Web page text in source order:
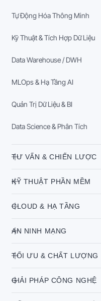
Tự Động Hóa Thông Minh
Kỹ Thuật & Tích Hợp Dữ Liệu
Data Warehouse / DWH
MLOps & Hạ Tầng AI
Quản Trị Dữ Liệu & BI
Data Science & Phân Tích
TƯ VẤN & CHIẾN LƯỢC
KỸ THUẬT PHẦN MỀM
CLOUD & HẠ TẦNG
AN NINH MẠNG
TỐI ƯU & CHẤT LƯỢNG
GIẢI PHÁP CÔNG NGHỆ